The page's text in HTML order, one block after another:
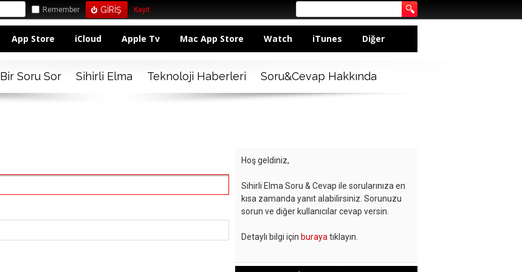
Remember Kayıt
App Store iCloud Apple Tv Mac App Store Watch iTunes Diğer
Bir Soru Sor Sihirli Elma Teknoloji Haberleri Soru&Cevap Hakkında
Hoş geldiniz,
Sihirli Elma Soru & Cevap ile sorularınıza en
kısa zamanda yanıt alabilirsiniz. Sorunuzu
sorun ve diğer kullanıcılar cevap versin.
Detaylı bilgi için buraya tıklayın.